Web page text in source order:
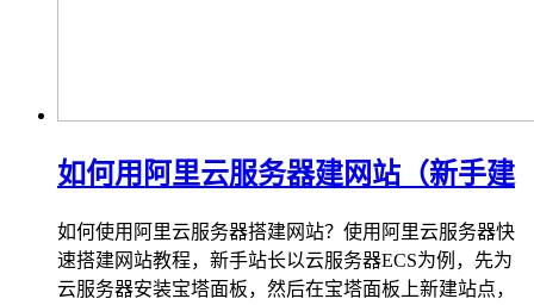
如何用阿里云服务器建网站（新手建
如何使用阿里云服务器搭建网站？使用阿里云服务器快
速搭建网站教程，新手站长以云服务器ECS为例，先为
云服务器安装宝塔面板，然后在宝塔面板上新建站点，